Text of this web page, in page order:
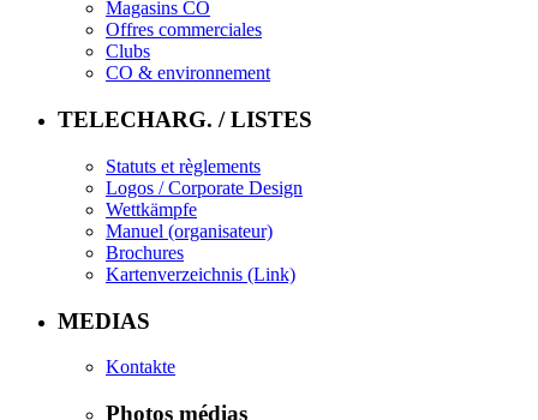
Magasins CO
Offres commerciales
Clubs
CO & environnement
TELECHARG. / LISTES
Statuts et règlements
Logos / Corporate Design
Wettkämpfe
Manuel (organisateur)
Brochures
Kartenverzeichnis (Link)
MEDIAS
Kontakte
Photos médias